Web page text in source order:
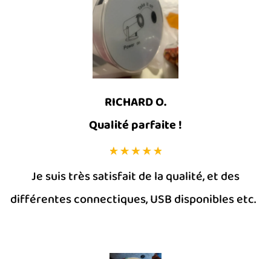
RICHARD O.
Qualité parfaite !
Je suis très satisfait de la qualité, et des
différentes connectiques, USB disponibles etc.